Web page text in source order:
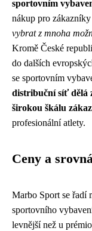
sportovním
nákup pro
vybrat z mnoha
Kromě České
do dalších
se sportovním
distribuční síť dělá
širokou škálu
profesionální atlety.
Ceny a
Marbo Sport se řadí
sportovního
levnější než u